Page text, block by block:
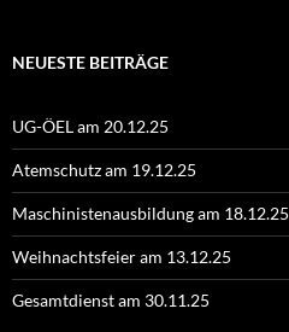
NEUESTE BEITRÄGE
UG-ÖEL am 20.12.25
Atemschutz am 19.12.25
Maschinistenausbildung am 18.12.25
Weihnachtsfeier am 13.12.25
Gesamtdienst am 30.11.25